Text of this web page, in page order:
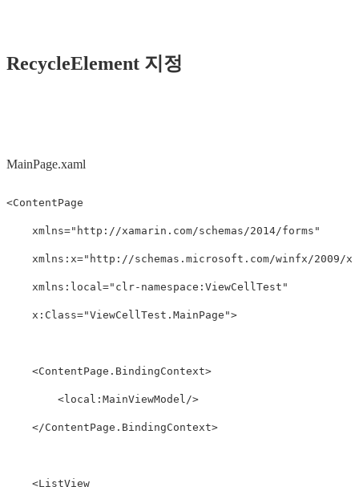
RecycleElement 지정
MainPage.xaml
<ContentPage
xmlns="http://xamarin.com/schemas/2014/forms"
xmlns:x="http://schemas.microsoft.com/winfx/2009/
xmlns:local="clr-namespace:ViewCellTest"
x:Class="ViewCellTest.MainPage">
<ContentPage.BindingContext>
<local:MainViewModel/>
</ContentPage.BindingContext>
<ListView